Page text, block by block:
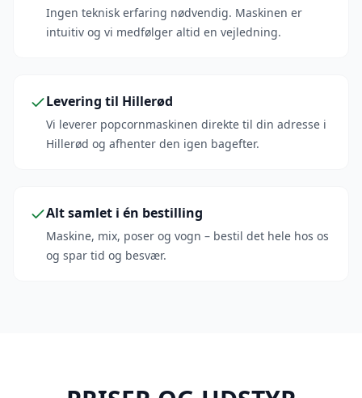
Ingen teknisk erfaring nødvendig. Maskinen er
intuitiv og vi medfølger altid en vejledning.
Levering til Hillerød
Vi leverer popcornmaskinen direkte til din adresse i
Hillerød og afhenter den igen bagefter.
Alt samlet i én bestilling
Maskine, mix, poser og vogn – bestil det hele hos os
og spar tid og besvær.